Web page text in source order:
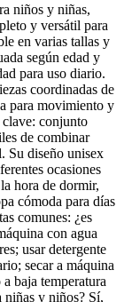
niños y niñas,
y versátil para
en varias tallas y
según edad y
para uso diario.
coordinadas de
para movimiento y
conjunto
de combinar
Su diseño unisex
ocasiones
hora de dormir,
cómoda para días
comunes: ¿es
con agua
usar detergente
secar a máquina
baja temperatura
niñas y niños? Sí,